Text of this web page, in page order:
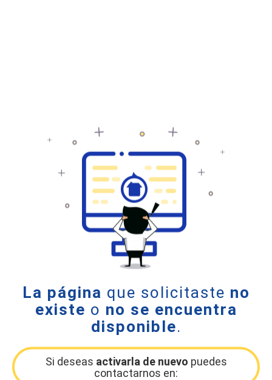
La página que solicitaste no
existe o no se encuentra
disponible.
Si deseas activarla de nuevo puedes
contactarnos en: